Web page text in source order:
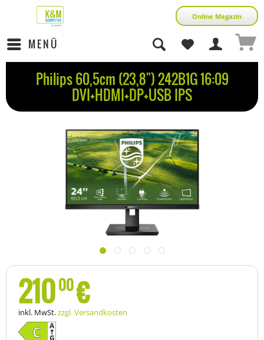
Online Magazin
MENÜ
Philips 60,5cm (23,8") 242B1G 16:09
DVI+HDMI+DP+USB IPS
21000€
inkl. MwSt.zzgl. Versandkosten